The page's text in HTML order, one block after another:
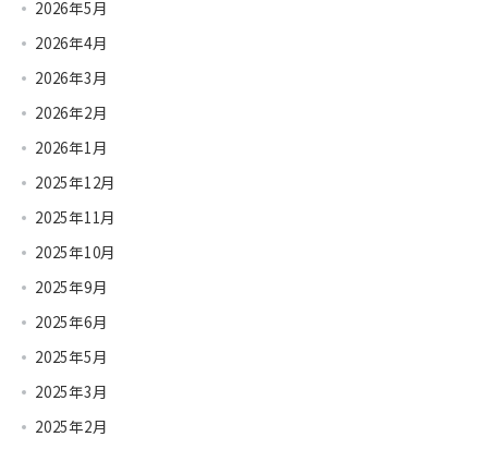
2026年5月
2026年4月
2026年3月
2026年2月
2026年1月
2025年12月
2025年11月
2025年10月
2025年9月
2025年6月
2025年5月
2025年3月
2025年2月